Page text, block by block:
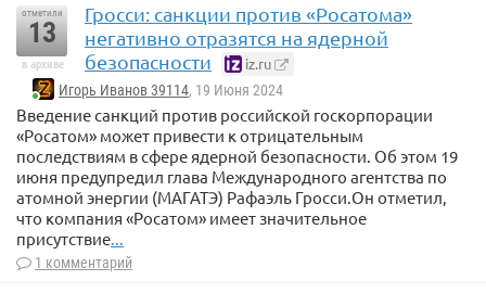
отметили
13
в архиве
Гросси: санкции против «Росатома»
негативно отразятся на ядерной
безопасности
iz.ru
Игорь Иванов 39114, 19 Июня 2024
Введение санкций против российской госкорпорации
«Росатом» может привести к отрицательным
последствиям в сфере ядерной безопасности. Об этом 19
июня предупредил глава Международного агентства по
атомной энергии (МАГАТЭ) Рафаэль Гросси.Он отметил,
что компания «Росатом» имеет значительное
присутствие...
1 комментарий